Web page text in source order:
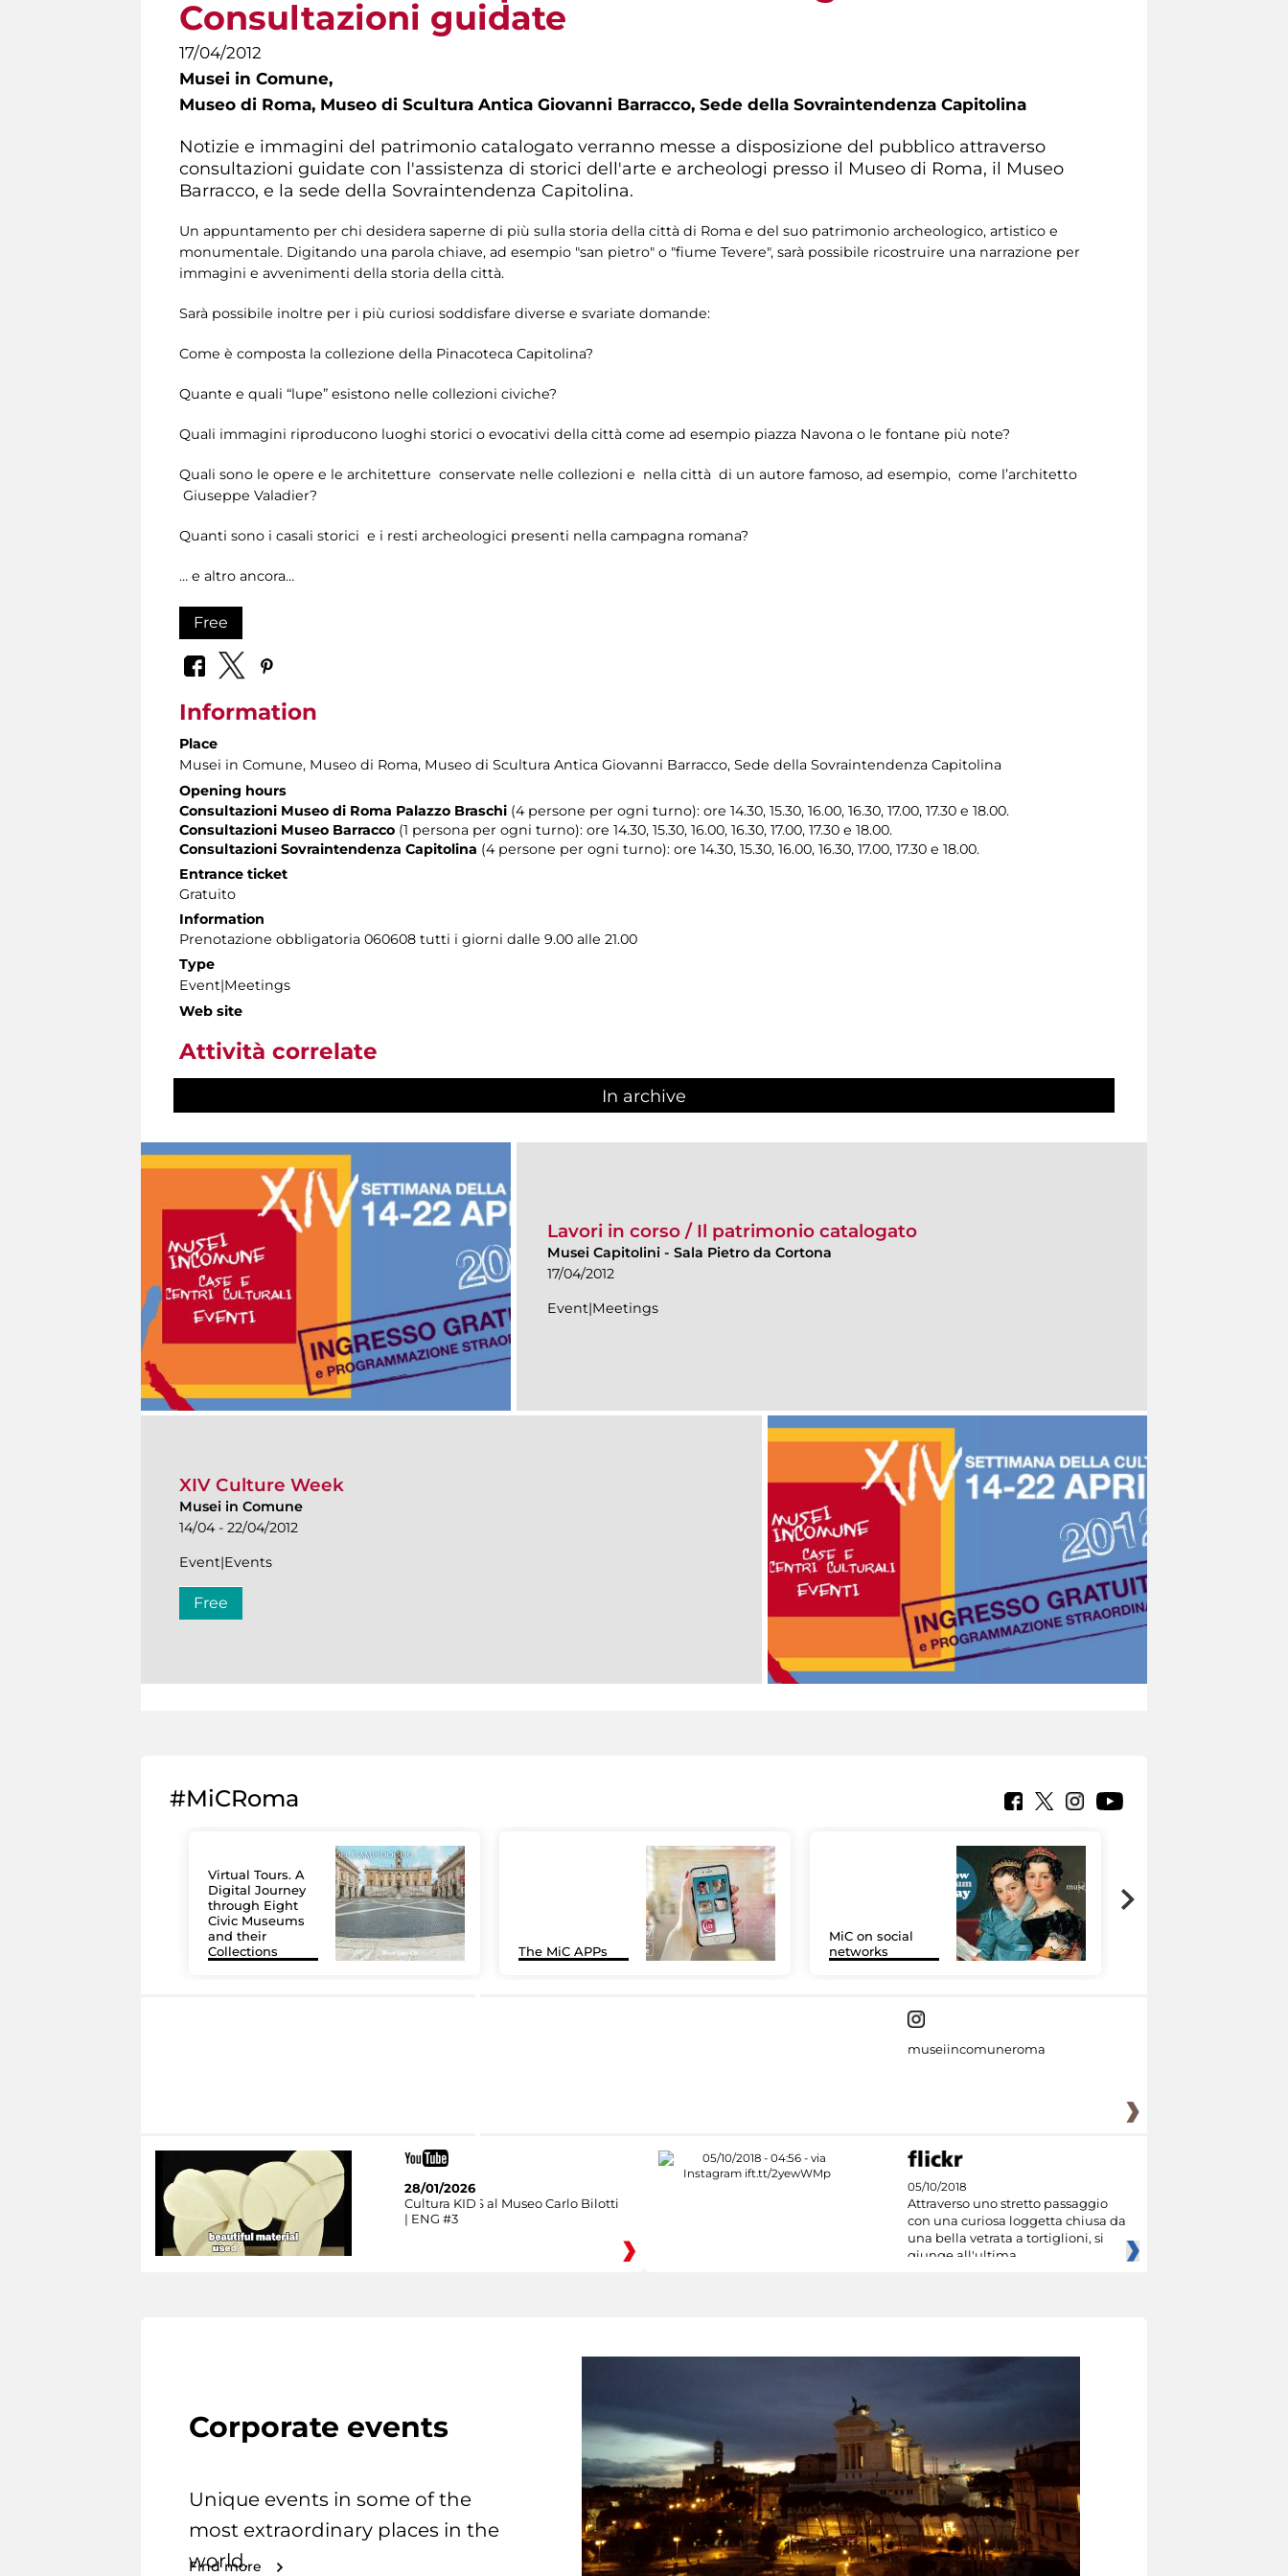
Consultazioni guidate
17/04/2012
Musei in Comune,
Museo di Roma, Museo di Scultura Antica Giovanni Barracco, Sede della Sovraintendenza Capitolina
Notizie e immagini del patrimonio catalogato verranno messe a disposizione del pubblico attraverso
consultazioni guidate con l'assistenza di storici dell'arte e archeologi presso il Museo di Roma, il Museo
Barracco, e la sede della Sovraintendenza Capitolina.
Un appuntamento per chi desidera saperne di più sulla storia della città di Roma e del suo patrimonio archeologico, artistico e
monumentale. Digitando una parola chiave, ad esempio "san pietro" o "fiume Tevere", sarà possibile ricostruire una narrazione per
immagini e avvenimenti della storia della città.
Sarà possibile inoltre per i più curiosi soddisfare diverse e svariate domande:
Come è composta la collezione della Pinacoteca Capitolina?
Quante e quali “lupe” esistono nelle collezioni civiche?
Quali immagini riproducono luoghi storici o evocativi della città come ad esempio piazza Navona o le fontane più note?
Quali sono le opere e le architetture conservate nelle collezioni e nella città di un autore famoso, ad esempio, come l’architetto
Giuseppe Valadier?
Quanti sono i casali storici e i resti archeologici presenti nella campagna romana?
… e altro ancora…
Free
Information
Place
Musei in Comune, Museo di Roma, Museo di Scultura Antica Giovanni Barracco, Sede della Sovraintendenza Capitolina
Opening hours
Consultazioni Museo di Roma Palazzo Braschi (4 persone per ogni turno): ore 14.30, 15.30, 16.00, 16.30, 17.00, 17.30 e 18.00.
Consultazioni Museo Barracco (1 persona per ogni turno): ore 14.30, 15.30, 16.00, 16.30, 17.00, 17.30 e 18.00.
Consultazioni Sovraintendenza Capitolina (4 persone per ogni turno): ore 14.30, 15.30, 16.00, 16.30, 17.00, 17.30 e 18.00.
Entrance ticket
Gratuito
Information
Prenotazione obbligatoria 060608 tutti i giorni dalle 9.00 alle 21.00
Type
Event|Meetings
Web site
Attività correlate
In archive
Lavori in corso / Il patrimonio catalogato
Musei Capitolini - Sala Pietro da Cortona
17/04/2012
Event|Meetings
XIV Culture Week
Musei in Comune
14/04 - 22/04/2012
Event|Events
Free
#MiCRoma
Virtual Tours. A
Digital Journey
through Eight
Civic Museums
and their
Collections
The MiC APPs
MiC on social
networks
museiincomuneroma
28/01/2026
Cultura KIDS al Museo Carlo Bilotti
| ENG #3
05/10/2018
Attraverso uno stretto passaggio
con una curiosa loggetta chiusa da
una bella vetrata a tortiglioni, si
giunge all'ultima
Corporate events
Unique events in some of the
most extraordinary places in the
world.
Find more